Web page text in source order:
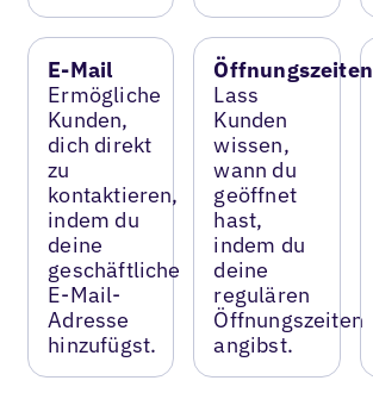
E-Mail
Ermögliche
Kunden,
dich direkt
zu
kontaktieren,
indem du
deine
geschäftliche
E-Mail-
Adresse
hinzufügst.
Öffnungszeiten
Lass
Kunden
wissen,
wann du
geöffnet
hast,
indem du
deine
regulären
Öffnungszeiten
angibst.